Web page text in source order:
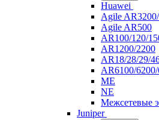
Huawei
Agile
Agile AR500
AR100/120/
AR1200/2200
AR18/28/29/
AR6100/
ME
NE
Межсетевые
Juniper